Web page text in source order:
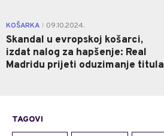
KOŠARKA 09.10.2024.
Skandal u evropskoj košarci,
izdat nalog za hapšenje: Real
Madridu prijeti oduzimanje titula
TAGOVI